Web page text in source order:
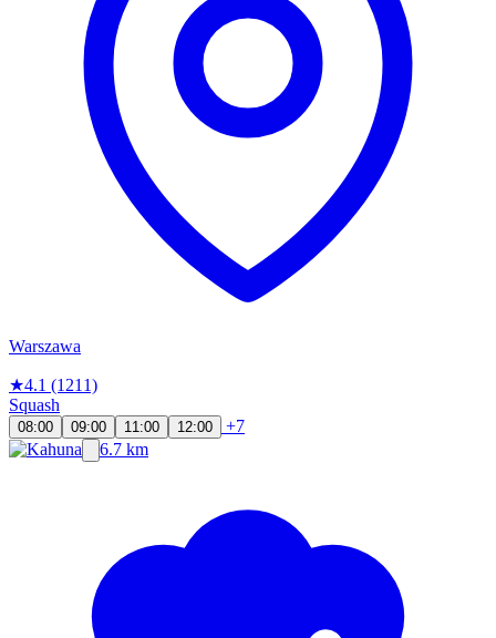
Warszawa
★4.1 (1211)
Squash
08:00 09:00 11:00 12:00
+7
6.7 km